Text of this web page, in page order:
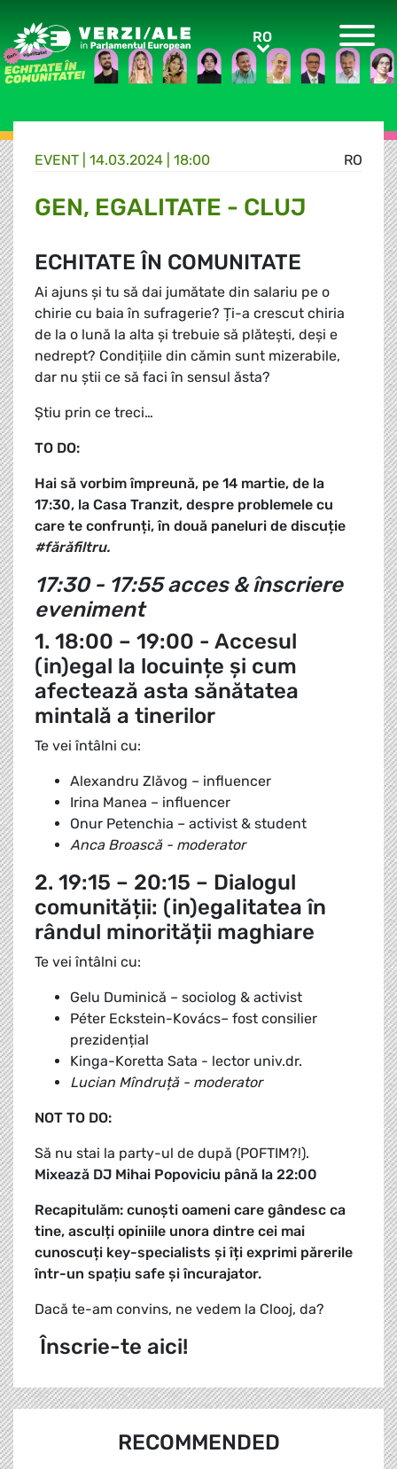
Greens/EFA Home RORO
RO
EVENT | 14.03.2024 | 18:00
GEN, EGALITATE - CLUJ
ECHITATE ÎN COMUNITATE
Ai ajuns și tu să dai jumătate din salariu pe o
chirie cu baia în sufragerie? Ți-a crescut chiria
de la o lună la alta și trebuie să plătești, deși e
nedrept? Condițiile din cămin sunt mizerabile,
dar nu știi ce să faci în sensul ăsta?
Știu prin ce treci…
TO DO:
Hai să vorbim împreună, pe 14 martie, de la
17:30, la Casa Tranzit, despre problemele cu
care te confrunți, în două paneluri de discuție
#fărăfiltru.
17:30 - 17:55 acces & înscriere
eveniment
1. 18:00 – 19:00 - Accesul
(in)egal la locuințe și cum
afectează asta sănătatea
mintală a tinerilor
Te vei întâlni cu:
Alexandru Zlăvog – influencer
Irina Manea – influencer
Onur Petenchia – activist & student
Anca Broască - moderator
2. 19:15 – 20:15 – Dialogul
comunității: (in)egalitatea în
rândul minorității maghiare
Te vei întâlni cu:
Gelu Duminică – sociolog & activist
Péter Eckstein-Kovács– fost consilier
prezidențial
Kinga-Koretta Sata - lector univ.dr.
Lucian Mîndruță - moderator
NOT TO DO:
Să nu stai la party-ul de după (POFTIM?!).
Mixează DJ Mihai Popoviciu până la 22:00
Recapitulăm: cunoști oameni care gândesc ca
tine, asculți opiniile unora dintre cei mai
cunoscuți key-specialists și îți exprimi părerile
într-un spațiu safe și încurajator.
Dacă te-am convins, ne vedem la Clooj, da?
Înscrie-te aici!
RECOMMENDED